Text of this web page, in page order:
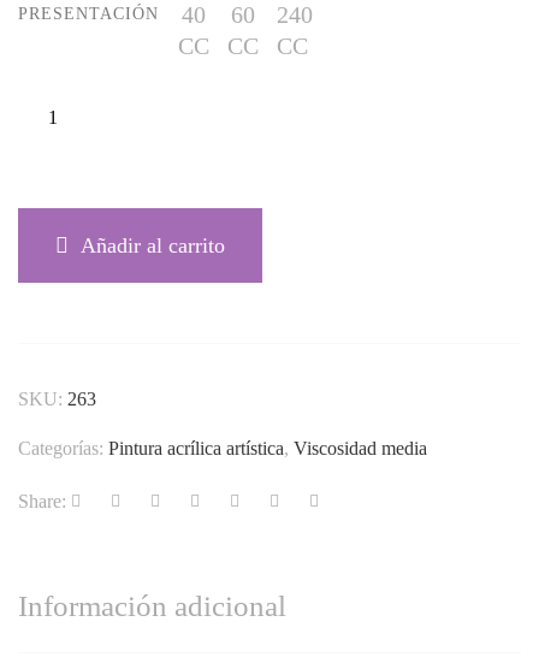
PRESENTACIÓN
40
CC
60
CC
240
CC
VERDE
Añadir al carrito
SKU: 263
Categorías: Pintura acrílica artística, Viscosidad media
Share:
Información adicional